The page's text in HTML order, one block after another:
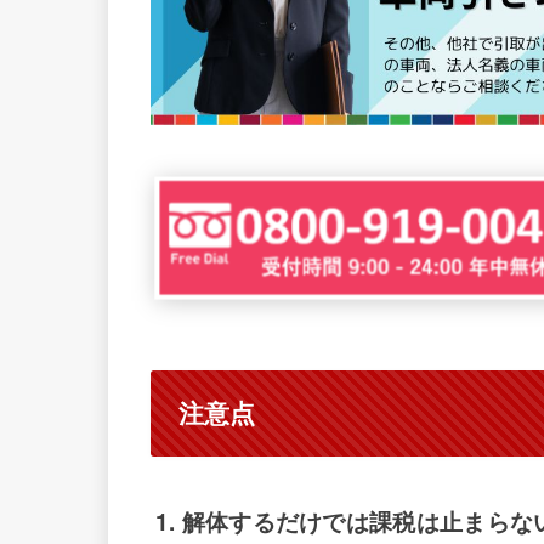
注意点
1. 解体するだけでは課税は止まらな